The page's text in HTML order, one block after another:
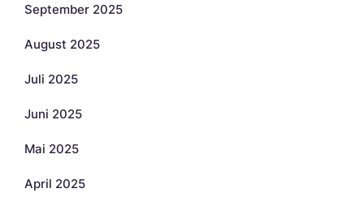
September 2025
August 2025
Juli 2025
Juni 2025
Mai 2025
April 2025